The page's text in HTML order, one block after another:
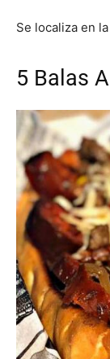
Se localiza en
5 Balas